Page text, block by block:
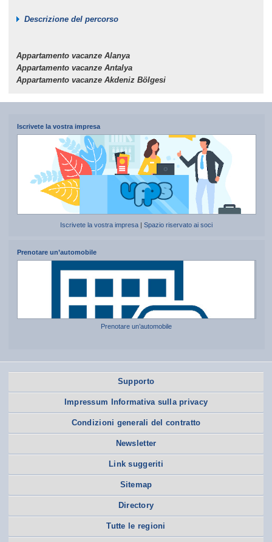
Descrizione del percorso
Appartamento vacanze Alanya
Appartamento vacanze Antalya
Appartamento vacanze Akdeniz Bölgesi
Iscrivete la vostra impresa
Iscrivete la vostra impresa |Spazio riservato ai soci
Prenotare un’automobile
Prenotare un’automobile
Supporto
Impressum Informativa sulla privacy
Condizioni generali del contratto
Newsletter
Link suggeriti
Sitemap
Directory
Tutte le regioni